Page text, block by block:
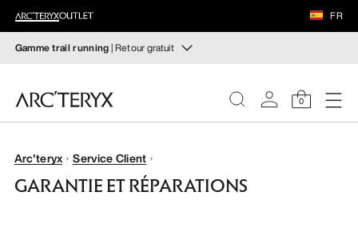
FR
Gamme trail running| Retour gratuit
Composez votre tenue de trail running
Vous avez changé d’avis ? Retournez les articles
0
FEMME
ÉQUIPEMENT
VEILANCE
Arc'teryx Service Client
GARANTIE ET RÉPARATIONS